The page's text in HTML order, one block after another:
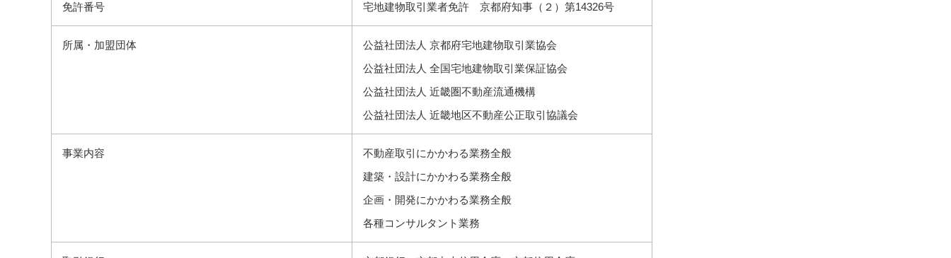
免許番号 宅地建物取引業者免許 京都府知事（２）第14326号
所属・加盟団体
公益社団法人 京都府宅地建物取引業協会
公益社団法人 全国宅地建物取引業保証協会
公益社団法人 近畿圏不動産流通機構
公益社団法人 近畿地区不動産公正取引協議会
事業内容
不動産取引にかかわる業務全般
建築・設計にかかわる業務全般
企画・開発にかかわる業務全般
各種コンサルタント業務